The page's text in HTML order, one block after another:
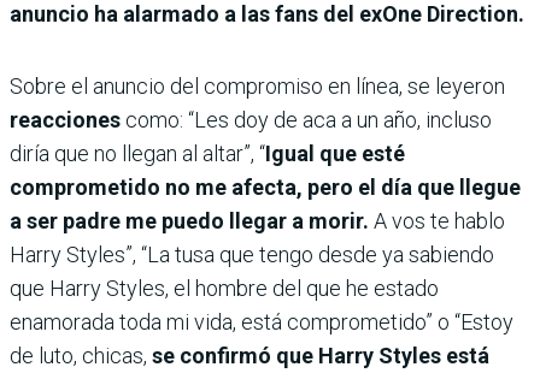
anuncio ha alarmado a las fans del exOne Direction.
Sobre el anuncio del compromiso en línea, se leyeron
reacciones como: “Les doy de aca a un año, incluso
diría que no llegan al altar”, “Igual que esté
comprometido no me afecta, pero el día que llegue
a ser padre me puedo llegar a morir. A vos te hablo
Harry Styles”, “La tusa que tengo desde ya sabiendo
que Harry Styles, el hombre del que he estado
enamorada toda mi vida, está comprometido” o “Estoy
de luto, chicas, se confirmó que Harry Styles está